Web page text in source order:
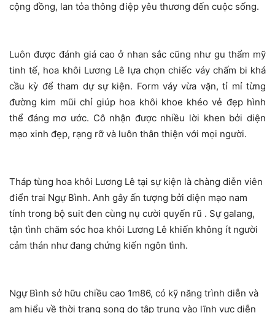
cộng đồng, lan tỏa thông điệp yêu thương đến cuộc sống.
Luôn được đánh giá cao ở nhan sắc cũng như gu thẩm mỹ
tinh tế, hoa khôi Lương Lê lựa chọn chiếc váy chấm bi khá
cầu kỳ để tham dự sự kiện. Form váy vừa vặn, tỉ mỉ từng
đường kim mũi chỉ giúp hoa khôi khoe khéo vẻ đẹp hình
thể đáng mơ ước. Cô nhận được nhiều lời khen bởi diện
mạo xinh đẹp, rạng rỡ và luôn thân thiện với mọi người.
Tháp tùng hoa khôi Lương Lê tại sự kiện là chàng diễn viên
điển trai Ngự Bình. Anh gây ấn tượng bởi diện mạo nam
tính trong bộ suit đen cùng nụ cười quyến rũ . Sự galang,
tận tình chăm sóc hoa khôi Lương Lê khiến không ít người
cảm thán như đang chứng kiến ngôn tình.
Ngự Bình sở hữu chiều cao 1m86, có kỹ năng trình diễn và
am hiểu về thời trang song do tập trung vào lĩnh vực diễn